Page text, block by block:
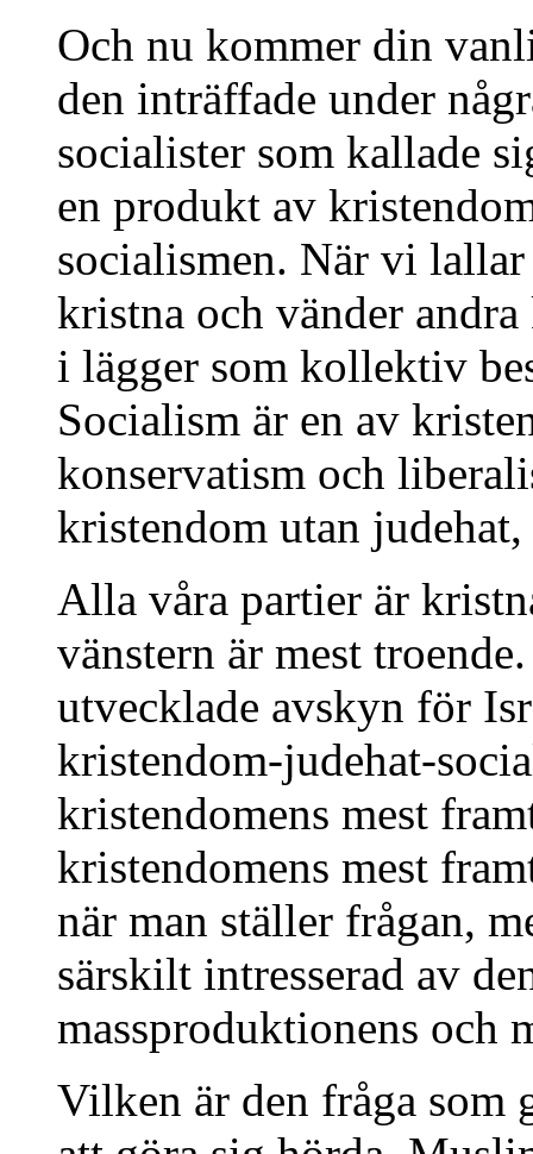
Och nu kommer din
den inträffade under
socialister som kallade
en produkt av
socialismen. När vi
kristna och vänder
i lägger som kollektiv
Socialism är en av
konservatism och
kristendom utan
Alla våra partier är
vänstern är mest
utvecklade avskyn för
kristendom-judehat-
kristendomens mest
kristendomens mest
när man ställer frågan,
särskilt intresserad av
massproduktionens och
Vilken är den fråga som